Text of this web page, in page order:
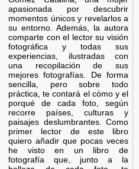
apasionada por descubrir
momentos únicos y revelarlos a
su entorno. Además, la autora
comparte con el lector su visión
fotográfica y todas sus
experiencias, ilustradas con
una recopilación de sus
mejores fotografías. De forma
sencilla, pero sobre todo
práctica, te contará el cómo y el
porqué de cada foto, según
recorre países, culturas y
paisajes deslumbrantes. Como
primer lector de este libro
quiero añadir que pocas veces
he visto en un libro de
fotografía que, junto a la